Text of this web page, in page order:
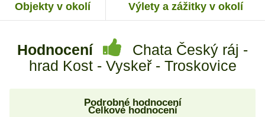
Objekty v okolí Výlety a zážitky v okolí
Hodnocení
Chata Český ráj -
hrad Kost - Vyskeř - Troskovice
Podrobné hodnocení
Celkové hodnocení